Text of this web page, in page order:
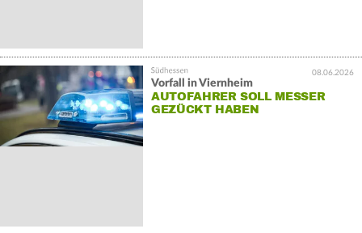
08.06.2026
Vorfall in Viernheim
AUTOFAHRER SOLL MESSER
GEZÜCKT HABEN